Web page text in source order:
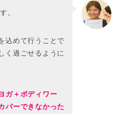
。
込めて行うことで
く過ごせるように
ガ＋ボディワー
バーできなかった